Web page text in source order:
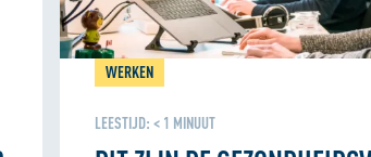
WERKEN
LEESTIJD: < 1 MINUUT